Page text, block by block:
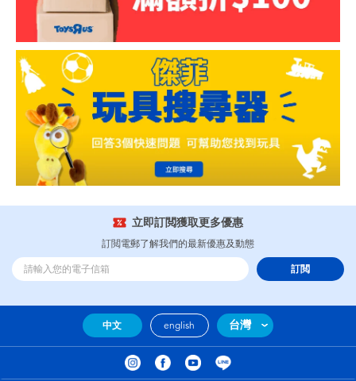
立即訂閲獲取更多優惠
訂閲電郵了解我們的最新優惠及動態
訂閲
中文 english 台灣